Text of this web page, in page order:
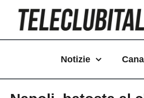
contenuto
Notizie